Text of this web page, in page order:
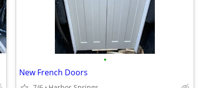
•
New French Doors